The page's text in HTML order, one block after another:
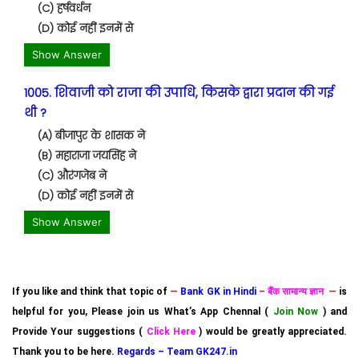
(C) हर्षवर्धन
(D) कोई नहीं इनमें से
Show Answer
1005. शिवाजी को राजा की उपाधि, किसके द्वारा प्रदान की गई
थी ?
(A) बीजापुर के शासक ने
(B) महाराजा जयसिंह ने
(C) औरंगजेब ने
(D) कोई नहीं इनमें से
Show Answer
If you like and think that topic of — Bank GK in Hindi–बैंक सामान्य ज्ञान — is
helpful for you, Please join us What’s App Chennal ( Join Now ) and
Provide Your suggestions ( Click Here ) would be greatly appreciated.
Thank you to be here. Regards – Team GK247.in